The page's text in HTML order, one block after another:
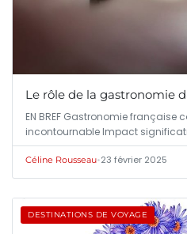
Le rôle de la gastronomie
EN BREF Gastronomie
incontournable Impact
Céline Rousseau•23 février 2025
DESTINATIONS DE VOYAGE